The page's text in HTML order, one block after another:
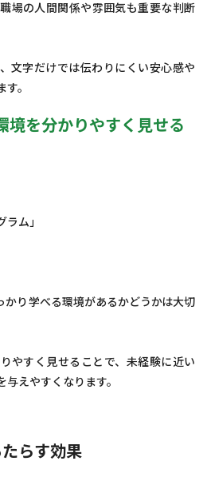
場の人間関係や雰囲気も重要な判断
文字だけでは伝わりにくい安心感や
。
を分かりやすく見せる
ム」
かり学べる環境があるかどうかは大切
やすく見せることで、未経験に近い
えやすくなります。
らす効果